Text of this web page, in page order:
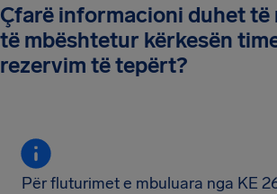
Çfarë informacioni duhet të
të mbështetur kërkesën
rezervim të tepërt?
Për fluturimet e mbuluara nga KE